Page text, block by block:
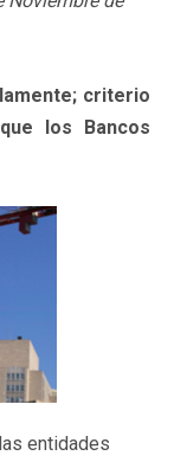
criterio
los Bancos
entidades